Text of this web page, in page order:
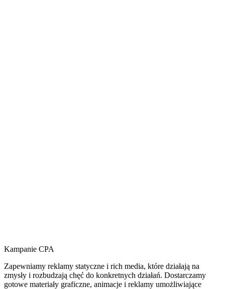
Kampanie CPA
Zapewniamy reklamy statyczne i rich media, które działają na
zmysły i rozbudzają chęć do konkretnych działań. Dostarczamy
gotowe materiały graficzne, animacje i reklamy umożliwiające